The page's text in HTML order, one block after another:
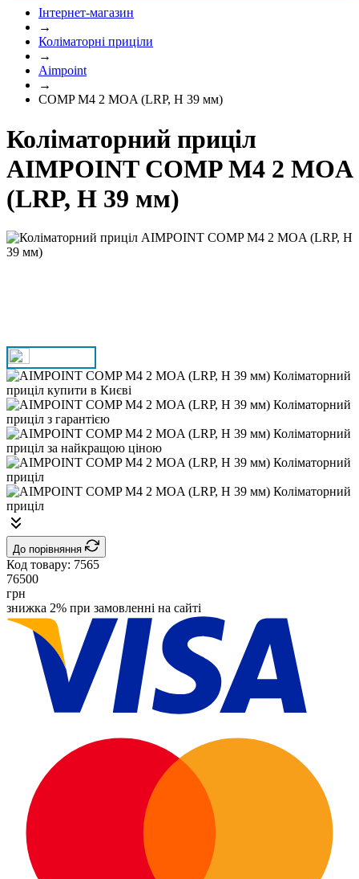
Інтернет-магазин
→
Коліматорні приціли
→
Aimpoint
→
COMP M4 2 MOA (LRP, H 39 мм)
Коліматорний приціл
AIMPOINT COMP M4 2 MOA
(LRP, H 39 мм)
До порівняння
Код товару: 7565
76500
грн
знижка 2% при замовленні на сайті